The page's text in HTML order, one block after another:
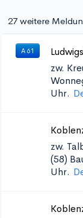
27 weitere
A 61
zw.
Uhr.
zw.
(58)
Uhr.